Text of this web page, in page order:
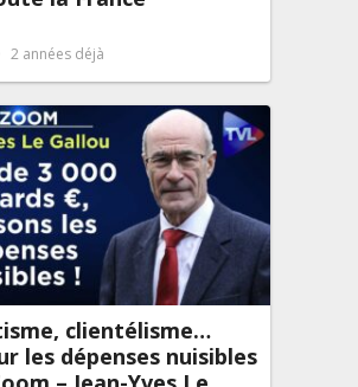
2 années déjà
clientélisme…
les dépenses nuisibles